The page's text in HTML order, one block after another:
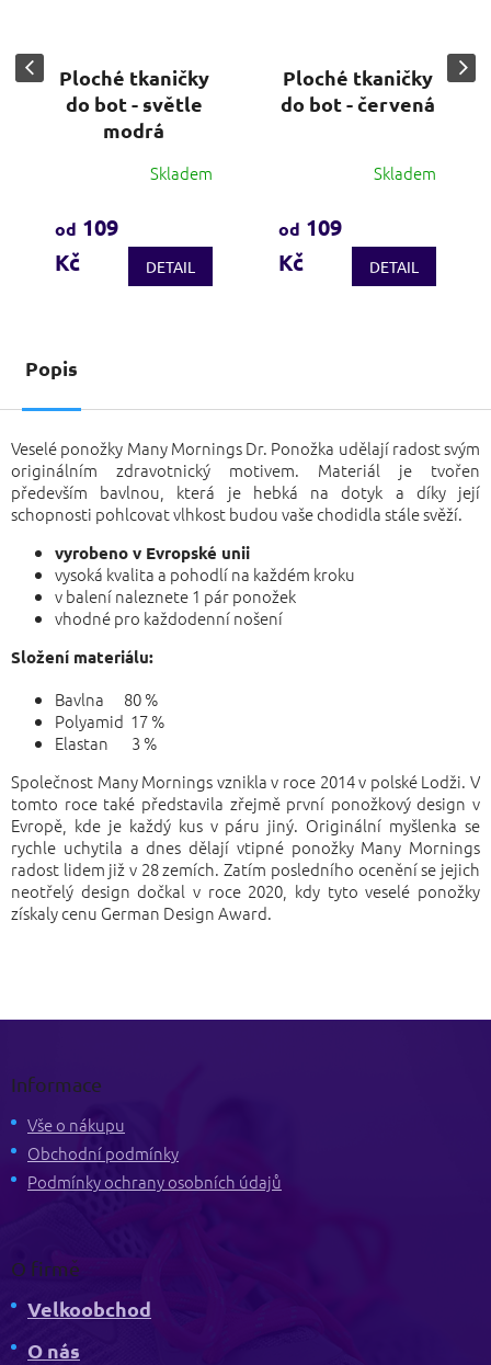
Ploché tkaničky
do bot - světle
modrá
Skladem
od 109
Kč
DETAIL
Ploché tkaničky
do bot - červená
produktu
je
4,0
Skladem
od 109
Kč
DETAIL
Popis
Veselé ponožky Many Mornings Dr. Ponožka udělají radost svým
originálním zdravotnický motivem. Materiál je tvořen
především bavlnou, která je hebká na dotyk a díky její
schopnosti pohlcovat vlhkost budou vaše chodidla stále svěží.
vyrobeno v Evropské unii
vysoká kvalita a pohodlí na každém kroku
v balení naleznete 1 pár ponožek
vhodné pro každodenní nošení
Složení materiálu:
Bavlna 80 %
Polyamid 17 %
Elastan 3 %
Společnost Many Mornings vznikla v roce 2014 v polské Lodži. V
tomto roce také představila zřejmě první ponožkový design v
Evropě, kde je každý kus v páru jiný. Originální myšlenka se
rychle uchytila a dnes dělají vtipné ponožky Many Mornings
radost lidem již v 28 zemích. Zatím posledního ocenění se jejich
neotřelý design dočkal v roce 2020, kdy tyto veselé ponožky
získaly cenu German Design Award.
Informace
Vše o nákupu
Obchodní podmínky
Podmínky ochrany osobních údajů
O firmě
Velkoobchod
O nás